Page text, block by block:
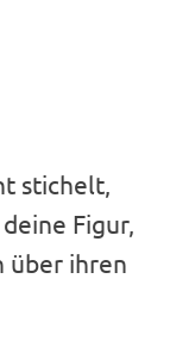
stichelt,
Figur,
über ihren